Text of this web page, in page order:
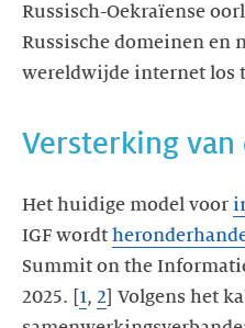
Russisch-Oekraïense
Russische domeinen en
wereldwijde internet los
Versterking van
Het huidige model voor
IGF wordt
Summit on the
2025. [ 1, 2 ] Volgens het